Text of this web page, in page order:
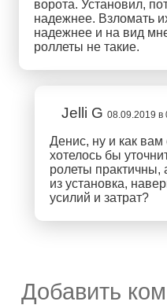
ворота. Установил,
надежнее. Взломать
надежнее и на вид
роллеты не такие.
Jelli G 08.09.2019 в
Денис, ну и как вам
хотелось бы
ролеты практичны,
из установка,
усилий и затрат?
Добавить